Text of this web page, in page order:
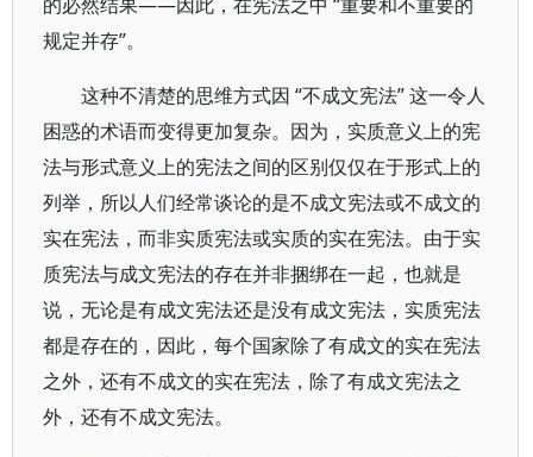
规定并存”。
这种不清楚的思维方式因 “不成文宪法” 这一令人
困惑的术语而变得更加复杂。因为，实质意义上的宪
法与形式意义上的宪法之间的区别仅仅在于形式上的
列举，所以人们经常谈论的是不成文宪法或不成文的
实在宪法，而非实质宪法或实质的实在宪法。由于实
质宪法与成文宪法的存在并非捆绑在一起，也就是
说，无论是有成文宪法还是没有成文宪法，实质宪法
都是存在的，因此，每个国家除了有成文的实在宪法
之外，还有不成文的实在宪法，除了有成文宪法之
外，还有不成文宪法。